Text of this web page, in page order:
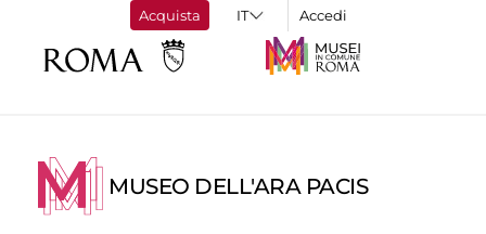
Acquista Accedi
MUSEO DELL'ARA PACIS